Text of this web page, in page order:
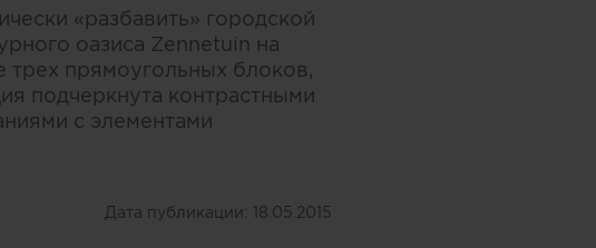
«разбавить» городской
оазиса Zennetuin на
трех прямоугольных блоков,
подчеркнута контрастными
с элементами
Дата публикации: 18.05.2015